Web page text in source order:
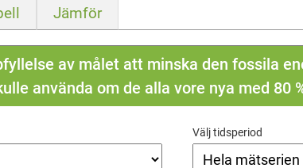
Jämför
av målet att minska den fossila
använda om de alla vore nya med 80
Välj tidsperiod